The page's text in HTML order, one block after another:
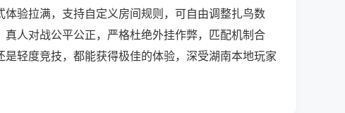
验拉满，支持自定义房间规则，可自由调整扎鸟数
人对战公平公正，严格杜绝外挂作弊，匹配机制合
轻度竞技，都能获得极佳的体验，深受湖南本地玩家